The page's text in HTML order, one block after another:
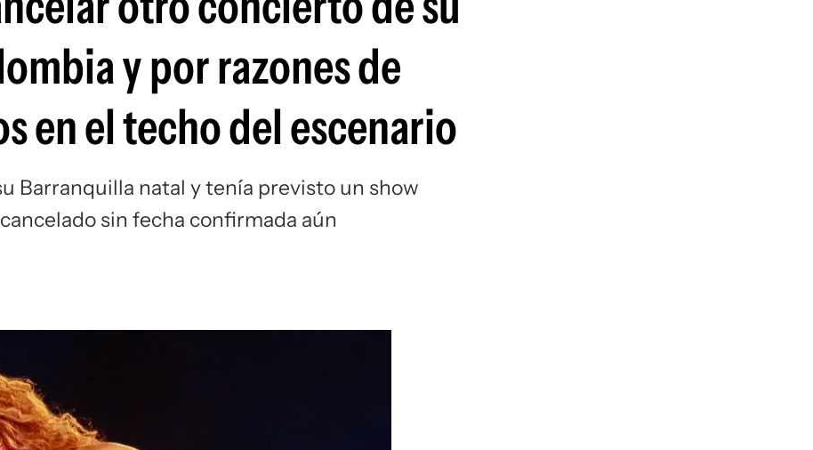
y por razones de
en el techo del escenario
Barranquilla natal y tenía previsto un show
sin fecha confirmada aún